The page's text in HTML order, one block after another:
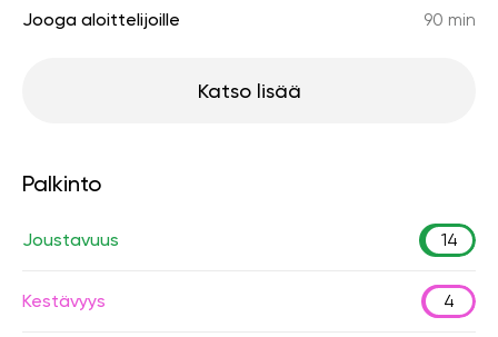
Jooga aloittelijoille 90 min
Katso lisää
Palkinto
Joustavuus 14
Kestävyys 4